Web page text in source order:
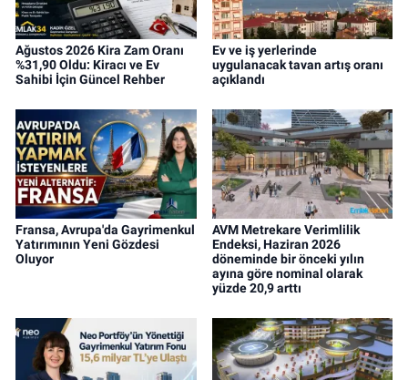
Ağustos 2026 Kira Zam Oranı
%31,90 Oldu: Kiracı ve Ev
Sahibi İçin Güncel Rehber
Ev ve iş yerlerinde
uygulanacak tavan artış oranı
açıklandı
Fransa, Avrupa'da Gayrimenkul
Yatırımının Yeni Gözdesi
Oluyor
AVM Metrekare Verimlilik
Endeksi, Haziran 2026
döneminde bir önceki yılın
ayına göre nominal olarak
yüzde 20,9 arttı